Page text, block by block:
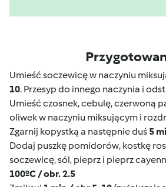
Umieść soczewicę w naczyniu
10. Przesyp do innego naczynia i
Umieść czosnek, cebulę, czerwoną
oliwek w naczyniu miksującym i
Zgarnij kopystką a następnie duś 5
Dodaj puszkę pomidorów, kostkę
soczewicę, sól, pieprz i pieprz
100ºC / obr. 2.5